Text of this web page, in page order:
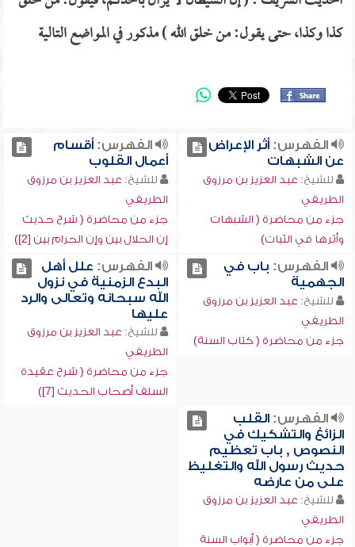
كذا وكذا، حتى يقول: من خلق الله ) مذكور في المواضع التالية
الفهرس:أثر الإعراض
عن الشبهات
للشيخ: عبد العزيز بن مرزوق
الطريفي
جزء من محاضرة ( الشبهات
وأثرها في الثبات)
الفهرس:أقسام
أعمال القلوب
للشيخ: عبد العزيز بن مرزوق
الطريفي
جزء من محاضرة ( شرح حديث
إن الحلال بين وإن الحرام بين [2])
الفهرس: باب في
الجهمية
للشيخ: عبد العزيز بن مرزوق
الطريفي
جزء من محاضرة ( كتاب السنة)
الفهرس: علل أهل
البدع الزمنية في نزول
الله سبحانه وتعالى والرد
عليها
للشيخ: عبد العزيز بن مرزوق
الطريفي
جزء من محاضرة ( شرح عقيدة
السلف أصحاب الحديث [7])
الفهرس:القلب
الزائغ والتشكيك في
النصوص , باب تعظيم
حديث رسول الله والتغليظ
على من عارضه
للشيخ: عبد العزيز بن مرزوق
الطريفي
جزء من محاضرة ( أبواب السنة